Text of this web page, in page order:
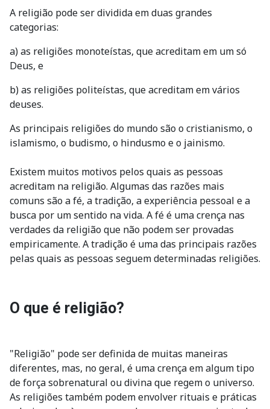
A religião pode ser dividida em duas grandes
categorias:
a) as religiões monoteístas, que acreditam em um só
Deus, e
b) as religiões politeístas, que acreditam em vários
deuses.
As principais religiões do mundo são o cristianismo, o
islamismo, o budismo, o hindusmo e o jainismo.
Existem muitos motivos pelos quais as pessoas
acreditam na religião. Algumas das razões mais
comuns são a fé, a tradição, a experiência pessoal e a
busca por um sentido na vida. A fé é uma crença nas
verdades da religião que não podem ser provadas
empiricamente. A tradição é uma das principais razões
pelas quais as pessoas seguem determinadas religiões.
O que é religião?
"Religião" pode ser definida de muitas maneiras
diferentes, mas, no geral, é uma crença em algum tipo
de força sobrenatural ou divina que regem o universo.
As religiões também podem envolver rituais e práticas